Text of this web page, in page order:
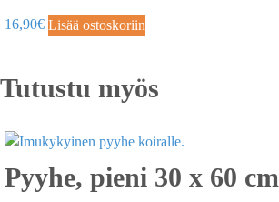
16,90€ Lisää ostoskoriin
Tutustu myös
Pyyhe, pieni 30 x 60 cm